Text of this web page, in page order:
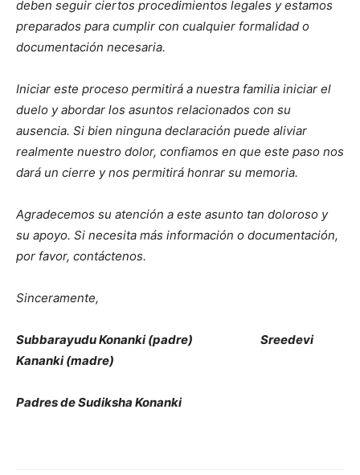
deben seguir ciertos procedimientos legales y estamos
preparados para cumplir con cualquier formalidad o
documentación necesaria.
Iniciar este proceso permitirá a nuestra familia iniciar el
duelo y abordar los asuntos relacionados con su
ausencia. Si bien ninguna declaración puede aliviar
realmente nuestro dolor, confiamos en que este paso nos
dará un cierre y nos permitirá honrar su memoria.
Agradecemos su atención a este asunto tan doloroso y
su apoyo. Si necesita más información o documentación,
por favor, contáctenos.
Sinceramente,
Subbarayudu Konanki (padre) Sreedevi
Kananki (madre)
Padres de Sudiksha Konanki